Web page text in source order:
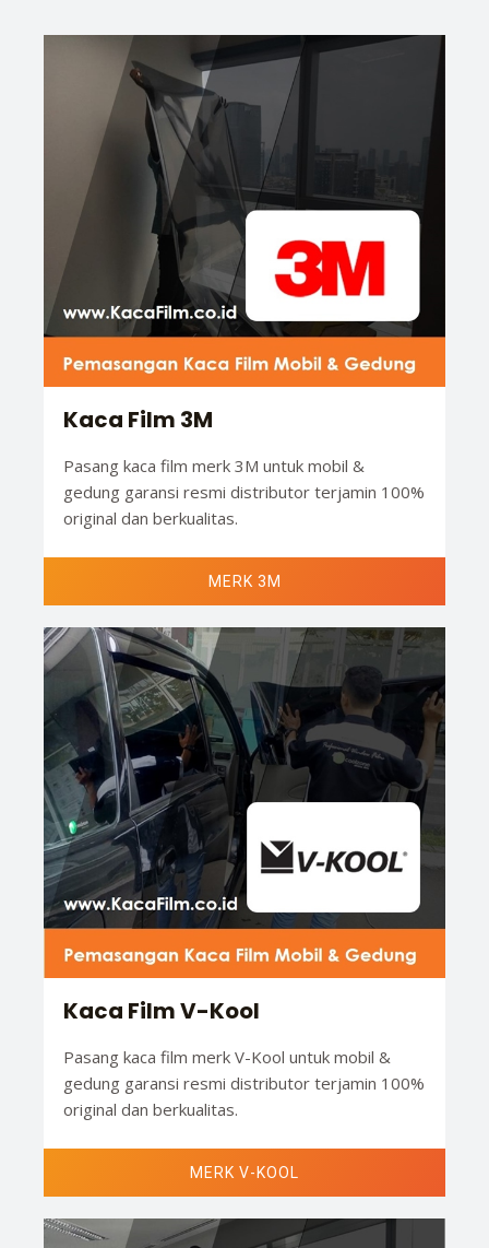
Kaca Film 3M
Pasang kaca film merk 3M untuk mobil &
gedung garansi resmi distributor terjamin 100%
original dan berkualitas.
MERK 3M
Kaca Film V-Kool
Pasang kaca film merk V-Kool untuk mobil &
gedung garansi resmi distributor terjamin 100%
original dan berkualitas.
MERK V-KOOL